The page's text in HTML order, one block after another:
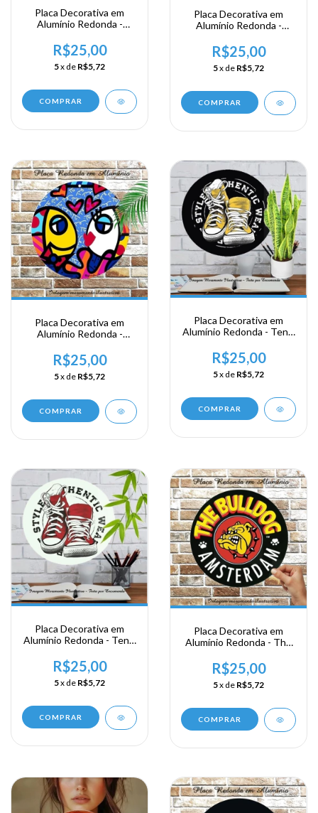
Placa Decorativa em
Alumínio Redonda -
R$25,00
5x de R$5,72
COMPRAR
Placa Decorativa em
Alumínio Redonda -
Louco
R$25,00
5x de R$5,72
COMPRAR
Placa Decorativa em
Alumínio Redonda -
R$25,00
5x de R$5,72
COMPRAR
Placa Decorativa em
Alumínio Redonda - Tenis
R$25,00
5x de R$5,72
COMPRAR
Placa Decorativa em
Alumínio Redonda - Tenis
R$25,00
5x de R$5,72
COMPRAR
Placa Decorativa em
Alumínio Redonda - The
R$25,00
5x de R$5,72
COMPRAR